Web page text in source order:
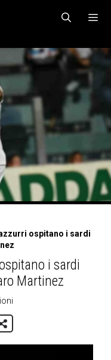
MENU
ospitano i sardi
i sardi
Martinez